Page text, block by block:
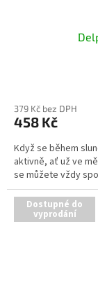
379 Kč bez DPH
458 Kč
Když se během
aktivně, ať už ve
se můžete vždy
Dostupné do
vyprodání